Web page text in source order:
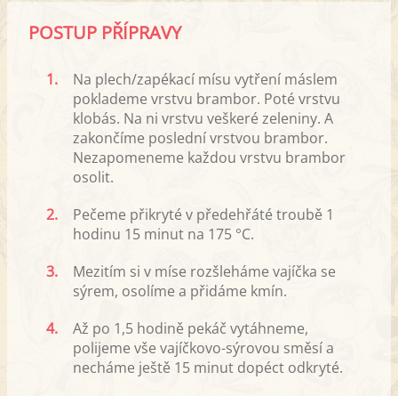
POSTUP PŘÍPRAVY
1.
Na plech/zapékací mísu vytření máslem
poklademe vrstvu brambor. Poté vrstvu
klobás. Na ni vrstvu veškeré zeleniny. A
zakončíme poslední vrstvou brambor.
Nezapomeneme každou vrstvu brambor
osolit.
2.
Pečeme přikryté v předehřáté troubě 1
hodinu 15 minut na 175 °C.
3.
Mezitím si v míse rozšleháme vajíčka se
sýrem, osolíme a přidáme kmín.
4.
Až po 1,5 hodině pekáč vytáhneme,
polijeme vše vajíčkovo-sýrovou směsí a
necháme ještě 15 minut dopéct odkryté.